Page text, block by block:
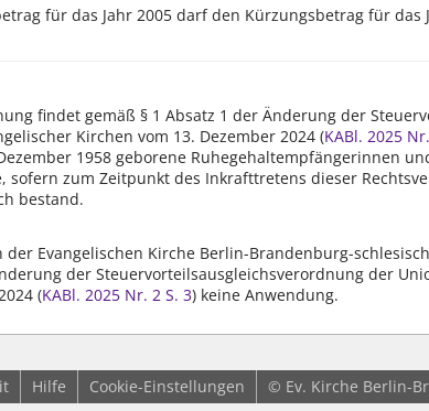
für das Jahr 2005 darf den Kürzungsbetrag für
findet gemäß § 1 Absatz 1 der Änderung der
Kirchen vom 13. Dezember 2024 (KABl. 2025
1958 geborene Ruhegehaltempfängerinnen
sofern zum Zeitpunkt des Inkrafttretens dieser
bestand.
der Evangelischen Kirche Berlin-Brandenburg-
der Steuervorteilsausgleichsverordnung der
(KABl. 2025 Nr. 2 S. 3) keine Anwendung.
Hilfe Cookie-Einstellungen © Ev. Kirche Berlin-